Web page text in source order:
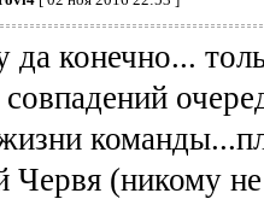
да конечно...
совпадений
Червя (никому